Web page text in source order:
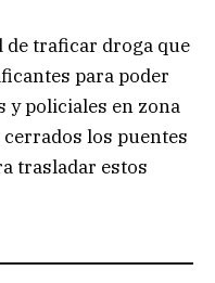
de traficar droga que
para poder
policiales en zona
cerrados los puentes
trasladar estos